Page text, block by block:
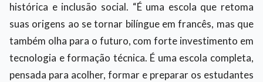
histórica e inclusão social. “É uma escola que retoma
suas origens ao se tornar bilíngue em francês, mas que
também olha para o futuro, com forte investimento em
tecnologia e formação técnica. É uma escola completa,
pensada para acolher, formar e preparar os estudantes